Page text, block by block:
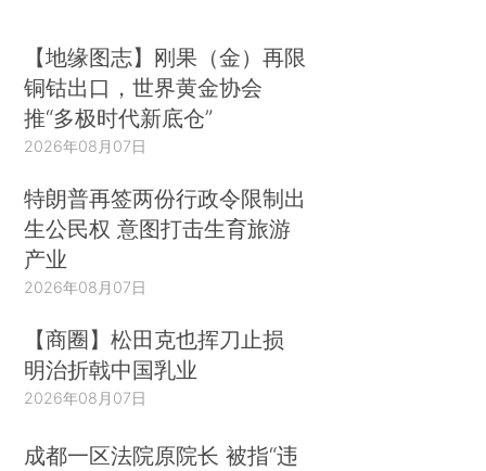
【地缘图志】刚果（金）再限
铜钴出口，世界黄金协会
推“多极时代新底仓”
2026年08月07日
特朗普再签两份行政令限制出
生公民权 意图打击生育旅游
产业
2026年08月07日
【商圈】松田克也挥刀止损
明治折戟中国乳业
2026年08月07日
成都一区法院原院长 被指“违